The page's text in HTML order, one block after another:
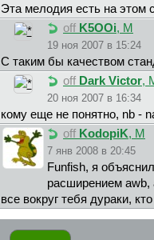
Эта мелодия есть на этом
off K5OOi, М
19 ноя 2007 в 15:24
С таким бы качеством
off Dark Victor,
20 ноя 2007 в 16:34
кому еще не понятно, nb -
off KodopiK, М
7 янв 2008 в 20:45
Funfish, я
расширением awb,
все вокруг тебя дураки,